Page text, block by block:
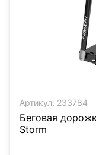
Артикул: 233784
Беговая
Storm